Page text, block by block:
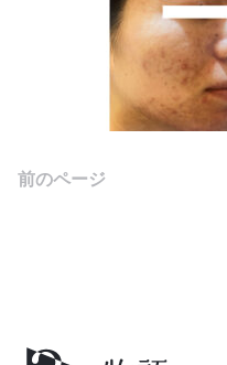
前のページ